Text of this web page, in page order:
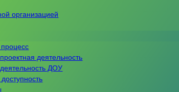
организацией
деятельность
ДОУ